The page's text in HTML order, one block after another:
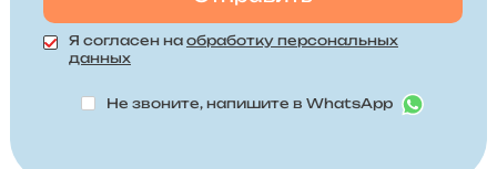
Я согласен на обработку персональных
данных
Не звоните, напишите в WhatsApp